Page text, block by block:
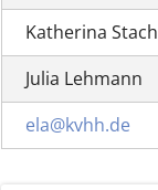
Katherina Stach
Julia Lehmann
ela@kvhh.de